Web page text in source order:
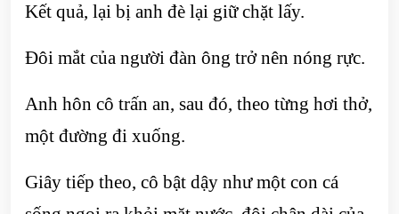
Kết quả, lại bị anh đè lại giữ chặt lấy.
Đôi mắt của người đàn ông trở nên nóng rực.
Anh hôn cô trấn an, sau đó, theo từng hơi thở,
một đường đi xuống.
Giây tiếp theo, cô bật dậy như một con cá